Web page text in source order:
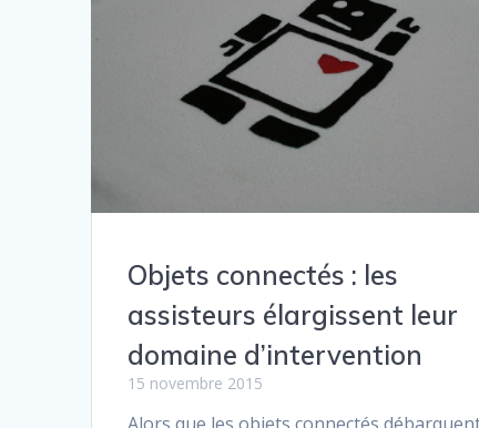
Objets connectés : les
assisteurs élargissent leur
domaine d’intervention
15 novembre 2015